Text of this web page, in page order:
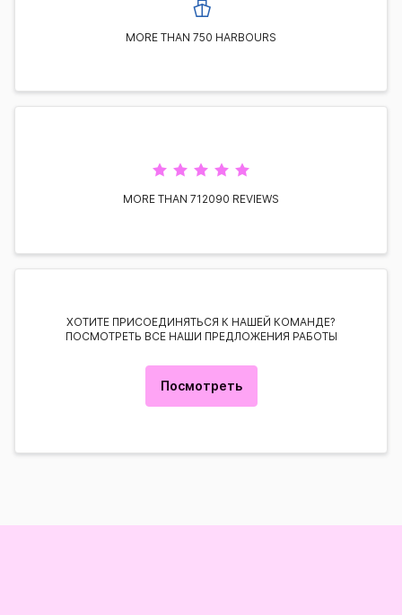
MORE THAN 750 HARBOURS
MORE THAN 712090 REVIEWS
ХОТИТЕ ПРИСОЕДИНЯТЬСЯ К НАШЕЙ КОМАНДЕ?
ПОСМОТРЕТЬ ВСЕ НАШИ ПРЕДЛОЖЕНИЯ РАБОТЫ
Посмотреть